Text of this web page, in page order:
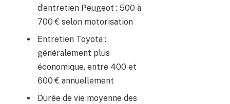
d’entretien Peugeot : 500 à
700 € selon motorisation
Entretien Toyota :
généralement plus
économique, entre 400 et
600 € annuellement
Durée de vie moyenne des